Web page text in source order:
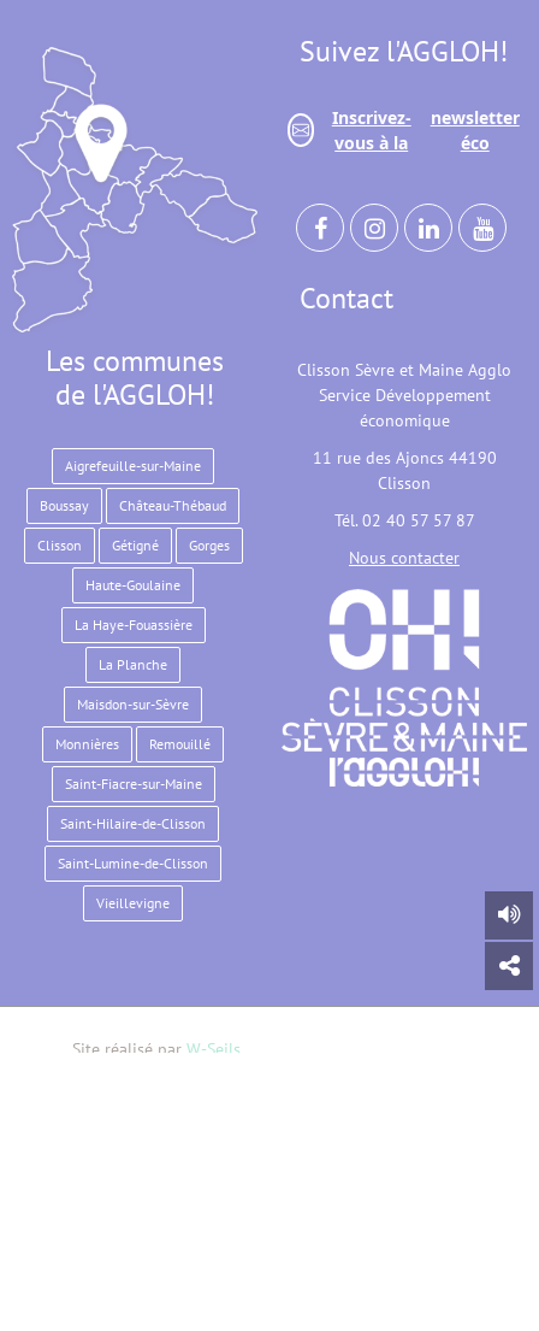
Les communes
de l'AGGLOH!
Aigrefeuille-sur-Maine
Boussay Château-Thébaud
Clisson Gétigné Gorges
Haute-Goulaine
La Haye-Fouassière
La Planche
Maisdon-sur-Sèvre
Monnières Remouillé
Saint-Fiacre-sur-Maine
Saint-Hilaire-de-Clisson
Saint-Lumine-de-Clisson
Vieillevigne
Suivez l'AGGLOH!
Inscrivez-
vous à la
newsletter
éco
Contact
Clisson Sèvre et Maine Agglo
Service Développement
économique
11 rue des Ajoncs 44190
Clisson
Tél. 02 40 57 57 87
Nous contacter
Site réalisé par W-Seils